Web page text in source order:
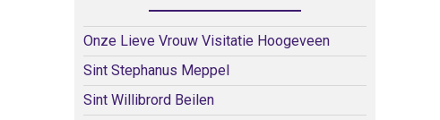
Onze Lieve Vrouw Visitatie Hoogeveen
Sint Stephanus Meppel
Sint Willibrord Beilen